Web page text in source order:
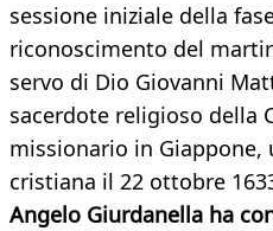
sessione iniziale della
riconoscimento del
servo di Dio Giovanni
sacerdote religioso della
missionario in Giappone,
cristiana il 22 ottobre
Angelo Giurdanella ha